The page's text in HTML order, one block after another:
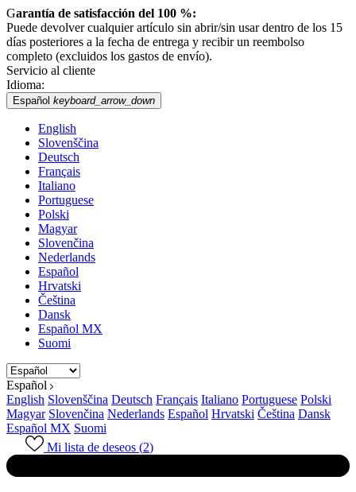
Garantía de satisfacción del 100 %:
Puede devolver cualquier artículo sin abrir/sin usar dentro de los 15
días posteriores a la fecha de entrega y recibir un reembolso
completo (excluidos los gastos de envío).
Servicio al cliente
Idioma:
Español keyboard_arrow_down
English
Slovenščina
Deutsch
Français
Italiano
Portuguese
Polski
Magyar
Slovenčina
Nederlands
Español
Hrvatski
Čeština
Dansk
Español MX
Suomi
Español
English Slovenščina Deutsch Français Italiano Portuguese Polski
Magyar Slovenčina Nederlands Español Hrvatski Čeština Dansk
Español MX Suomi
Mi lista de deseos (2)